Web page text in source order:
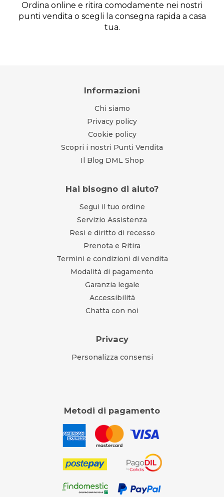
Ordina online e ritira comodamente nei nostri
punti vendita o scegli la consegna rapida a casa
tua.
Informazioni
Chi siamo
Privacy policy
Cookie policy
Scopri i nostri Punti Vendita
Il Blog DML Shop
Hai bisogno di aiuto?
Segui il tuo ordine
Servizio Assistenza
Resi e diritto di recesso
Prenota e Ritira
Termini e condizioni di vendita
Modalità di pagamento
Garanzia legale
Accessibilità
Chatta con noi
Privacy
Personalizza consensi
Metodi di pagamento